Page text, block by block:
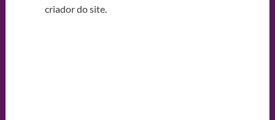
criador do site.